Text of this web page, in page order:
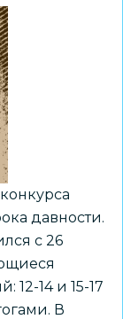
давности.
с 26
12-14 и 15-17
В